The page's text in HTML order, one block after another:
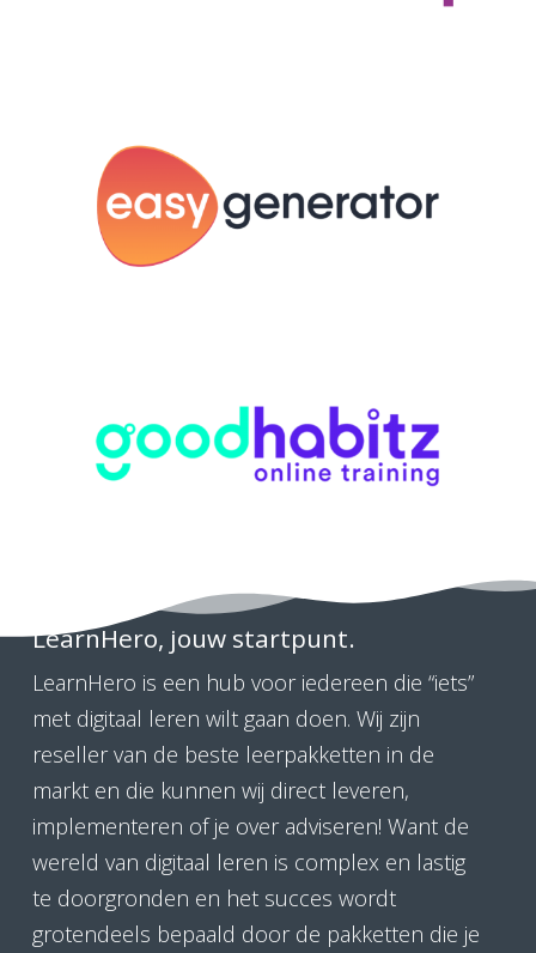
LearnHero, jouw startpunt.
LearnHero is een hub voor iedereen die “iets”
met digitaal leren wilt gaan doen. Wij zijn
reseller van de beste leerpakketten in de
markt en die kunnen wij direct leveren,
implementeren of je over adviseren! Want de
wereld van digitaal leren is complex en lastig
te doorgronden en het succes wordt
grotendeels bepaald door de pakketten die je